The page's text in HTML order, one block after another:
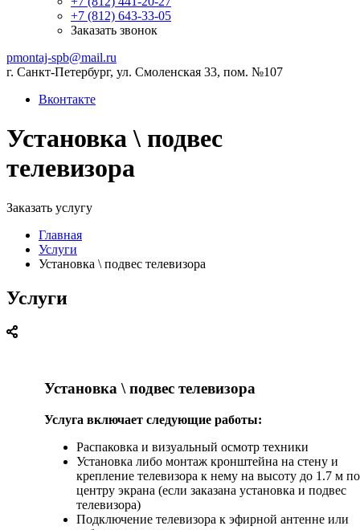
+7 (812) 643-33-05
Заказать звонок
pmontaj-spb@mail.ru
г. Санкт-Петербург, ул. Смоленская 33, пом. №107
Вконтакте
Установка \ подвес
телевизора
Заказать услугу
Главная
Услуги
Установка \ подвес телевизора
Услуги
Установка \ подвес телевизора
Услуга включает следующие работы:
Распаковка и визуальный осмотр техники
Установка либо монтаж кронштейна на стену и
крепление телевизора к нему на высоту до 1.7 м по
центру экрана (если заказана установка и подвес
телевизора)
Подключение телевизора к эфирной антенне или